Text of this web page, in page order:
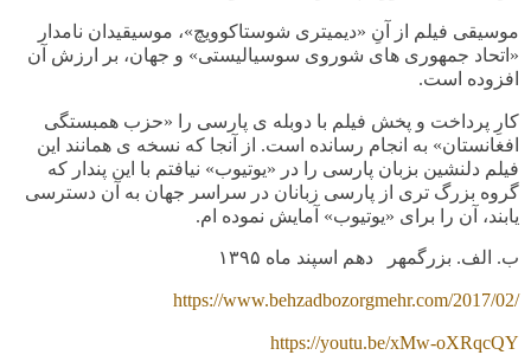
موسیقی فیلم از آنِ «دیمیتری شوستاکوویچ»، موسیقیدان نامدار
«اتحاد جمهوری های شوروی سوسیالیستی» و جهان، بر ارزش آن
افزوده است.
کارِ پرداخت و پخش فیلم با دوبله ی پارسی را «حزب همبستگی
افغانستان» به انجام رسانده است. از آنجا که نسخه ی همانند این
فیلم دلنشین بزبان پارسی را در «یوتیوب» نیافتم با این پندار که
گروه بزرگ تری از پارسی زبانان در سراسر جهان به آن دسترسی
یابند، آن را برای «یوتیوب» آمایش نموده ام.
ب. الف. بزرگمهر دهم اسپند ماه ۱۳۹۵
https://www.behzadbozorgmehr.com/2017/02/
https://youtu.be/xMw-oXRqcQY